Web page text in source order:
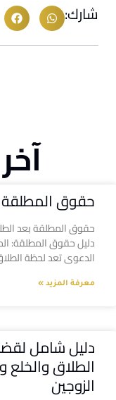
شارك:
حقوق المطلقة
حقوق المطلقة بعد
دليل حقوق المطلقة:
الدعوى تعد لحظة
معرفة المزيد »
دليل شامل
الطلاق
الزوجين